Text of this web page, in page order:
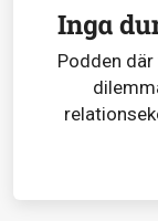
Inga
Podden